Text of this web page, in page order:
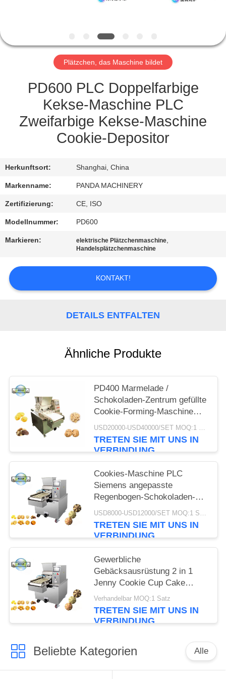
SIE
MIT
VERBINDUNG
NACHRICHTEN
FORDERN
SIE
EIN
ZITAT
SITEMAP
PRIVACY
POLICY
Plätzchen, das Maschine bildet
PD600 PLC Doppelfarbige
Kekse-Maschine PLC
Zweifarbige Kekse-Maschine
Cookie-Depositor
Herkunftsort: Shanghai, China
Markenname: PANDA MACHINERY
Zertifizierung: CE, ISO
Modellnummer: PD600
Markieren: elektrische Plätzchenmaschine,
Handelsplätzchenmaschine
KONTAKT!
DETAILS ENTFALTEN
Ähnliche Produkte
PD400 Marmelade /
Schokoladen-Zentrum gefüllte
Cookie-Forming-Maschine
Produktionslinie Jenny
Cookie-Verarbeitung
Maschinen
TRETEN SIE MIT UNS IN
VERBINDUNG
Cookies-Maschine PLC
Siemens angepasste
Regenbogen-Schokoladen-
Chips-Cookies
Drahtgeschnittener Cookie-
Depositor-Maschine
USD8000-USD12000/SET MOQ:1 Satz
TRETEN SIE MIT UNS IN
VERBINDUNG
Gewerbliche
Gebäcksausrüstung 2 in 1
Jenny Cookie Cup Cake
Depositor Machine PD400B
Verhandelbar MOQ:1 Satz
TRETEN SIE MIT UNS IN
VERBINDUNG
Beliebte Kategorien Alle